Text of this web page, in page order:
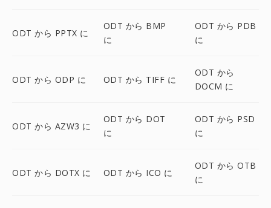
ODT から PPTX に
ODT から BMP
に
ODT から PDB
に
ODT から ODP に ODT から TIFF に
ODT から
DOCM に
ODT から AZW3 に
ODT から DOT
に
ODT から PSD
に
ODT から DOTX に ODT から ICO に
ODT から OTB
に